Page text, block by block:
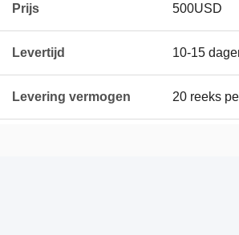
Prijs 500USD
Levertijd 10-15
Levering vermogen 20 reeks